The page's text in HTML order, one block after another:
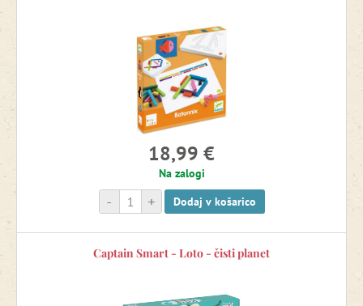
Igrače za igro v kadi
Igrače za vrt
Igralni svetovi
18,99 €
Na zalogi
+
- Dodaj v košarico
Captain Smart - Loto - čisti planet